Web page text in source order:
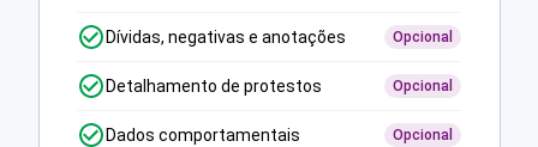
Dívidas, negativas e anotações Opcional
Detalhamento de protestos Opcional
Dados comportamentais Opcional